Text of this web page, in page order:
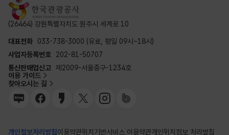
(26464) 강원특별자치도 원주시 세계로 10
대표전화
033-738-3000 (유료, 평일 09시~18시)
사업자등록번호
202-81-50707
통신판매업신고 제2009-서울중구-1234호
이용 가이드
찾아오시는 길
개인정보처리방침이용약관위치기반서비스 이용약관개인위치정보 처리방침